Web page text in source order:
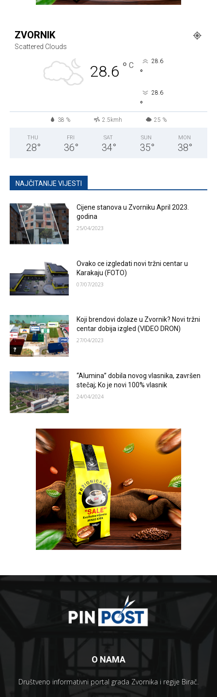
ZVORNIK
Scattered Clouds
28.6 ° C 28.6
°
28.6
°
38 % 2.5kmh 25 %
THU
28°
FRI
36°
SAT
34°
SUN
35°
MON
38°
NAJČITANIJE VIJESTI
Cijene stanova u Zvorniku April 2023.
godina
25/04/2023
Ovako ce izgledati novi tržni centar u
Karakaju (FOTO)
07/07/2023
Koji brendovi dolaze u Zvornik? Novi tržni
centar dobija izgled (VIDEO DRON)
27/04/2023
“Alumina” dobila novog vlasnika, završen
stečaj; Ko je novi 100% vlasnik
24/04/2024
O NAMA
Društveno informativni portal grada Zvornika i regije Birač.